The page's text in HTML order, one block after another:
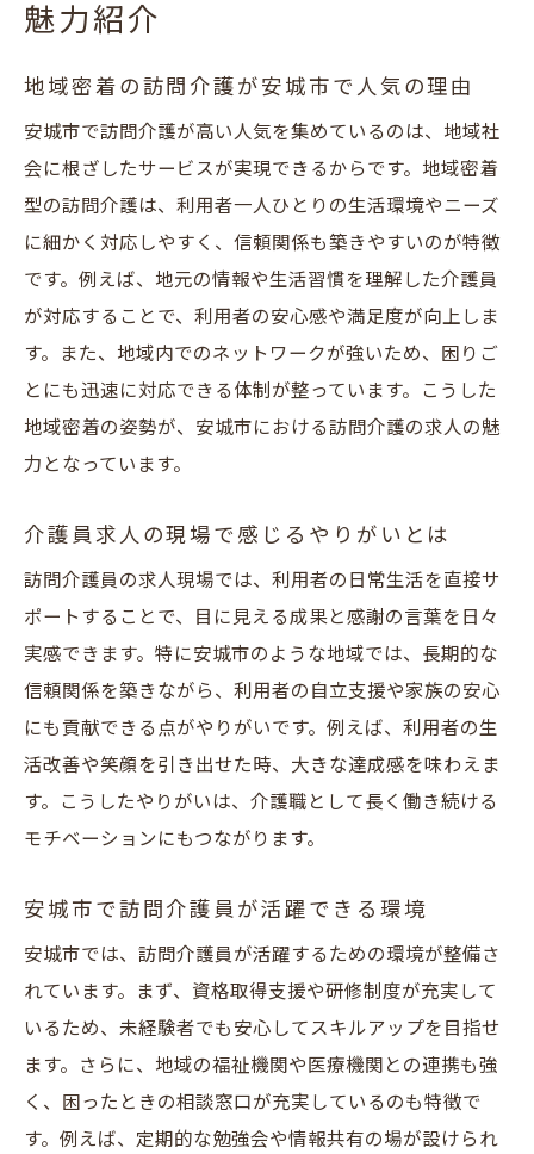
フルタイム求人で重視すべき勤務条件とは
安城市の訪問介護員求人に多い福利厚生例
女性が働きやすいフルタイム介護求人の探
し方
訪問介護員でキャリアアップを目指す秘訣
安城市で人気のフルタイム介護員求人傾向
資格を活かす訪問介護の新しい働き方
資格を活かして安城市で訪問介護員に挑戦
介護員求人で注目される新しい働き方とは
訪問介護求人で資格取得を目指すメリット
訪問介護で自分らしい働き方を実現する方
介護員求人でスキルアップを図るポイント
家庭と両立できる介護員の求人事情
家庭との両立を支える安城市の求人環境
訪問介護員が無理なく働ける職場選びの工
夫
介護求人で注目の柔軟なシフト体制とは
安城市で介護員が安心して続けられる理由
ンス
安城市で地域密着の訪問介護求人が増加中
介護員求人が地域社会に与える貢献とは
訪問介護員として地域連携を深める魅力
魅力紹介
地域密着の訪問介護が安城市で人気の理由
安城市で訪問介護が高い人気を集めているのは、地域社
会に根ざしたサービスが実現できるからです。地域密着
型の訪問介護は、利用者一人ひとりの生活環境やニーズ
に細かく対応しやすく、信頼関係も築きやすいのが特徴
です。例えば、地元の情報や生活習慣を理解した介護員
が対応することで、利用者の安心感や満足度が向上しま
す。また、地域内でのネットワークが強いため、困りご
とにも迅速に対応できる体制が整っています。こうした
地域密着の姿勢が、安城市における訪問介護の求人の魅
力となっています。
介護員求人の現場で感じるやりがいとは
訪問介護員の求人現場では、利用者の日常生活を直接サ
ポートすることで、目に見える成果と感謝の言葉を日々
実感できます。特に安城市のような地域では、長期的な
信頼関係を築きながら、利用者の自立支援や家族の安心
にも貢献できる点がやりがいです。例えば、利用者の生
活改善や笑顔を引き出せた時、大きな達成感を味わえま
す。こうしたやりがいは、介護職として長く働き続ける
モチベーションにもつながります。
安城市で訪問介護員が活躍できる環境
安城市では、訪問介護員が活躍するための環境が整備さ
れています。まず、資格取得支援や研修制度が充実して
いるため、未経験者でも安心してスキルアップを目指せ
ます。さらに、地域の福祉機関や医療機関との連携も強
く、困ったときの相談窓口が充実しているのも特徴で
す。例えば、定期的な勉強会や情報共有の場が設けられ